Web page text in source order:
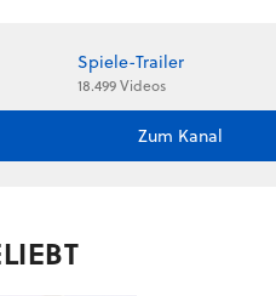
Spiele-Trailer
18.499 Videos
Zum Kanal